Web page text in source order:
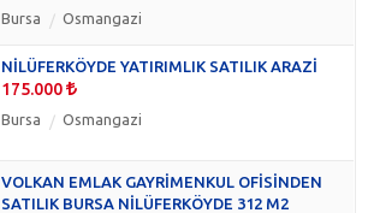
Bursa Osmangazi
NİLÜFERKÖYDE YATIRIMLIK SATILIK ARAZİ
175.000
Bursa Osmangazi
VOLKAN EMLAK GAYRİMENKUL OFİSİNDEN
SATILIK BURSA NİLÜFERKÖYDE 312 M2